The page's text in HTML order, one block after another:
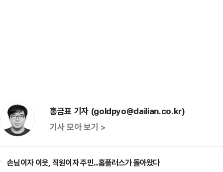
홍금표 기자 (goldpyo@dailian.co.kr)
기사 모아 보기 >
손님이자 이웃, 직원이자 주민...홈플러스가 돌아왔다